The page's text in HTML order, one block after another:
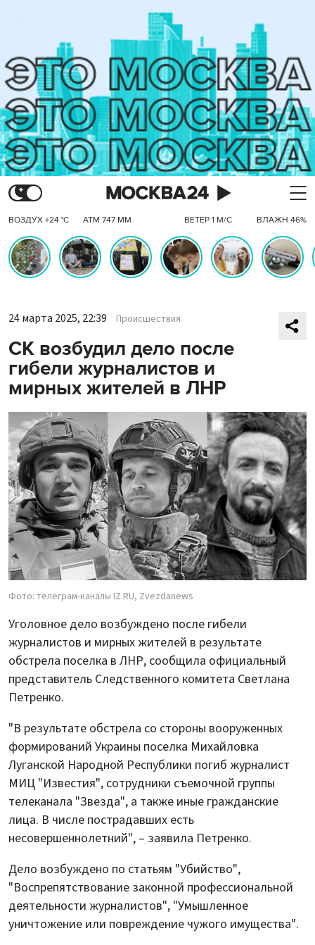
ВОЗДУХ +24 °C АТМ 747 ММ ВЕТЕР 1 М/С ВЛАЖН 46%
24 марта 2025, 22:39 Происшествия
СК возбудил дело после
гибели журналистов и
мирных жителей в ЛНР
Фото: телеграм-каналы IZ.RU, Zvezdanews
Уголовное дело возбуждено после гибели
журналистов и мирных жителей в результате
обстрела поселка в ЛНР, сообщила официальный
представитель Следственного комитета Светлана
Петренко.
"В результате обстрела со стороны вооруженных
формирований Украины поселка Михайловка
Луганской Народной Республики погиб журналист
МИЦ "Известия", сотрудники съемочной группы
телеканала "Звезда", а также иные гражданские
лица. В числе пострадавших есть
несовершеннолетний", – заявила Петренко.
Дело возбуждено по статьям "Убийство",
"Воспрепятствование законной профессиональной
деятельности журналистов", "Умышленное
уничтожение или повреждение чужого имущества".